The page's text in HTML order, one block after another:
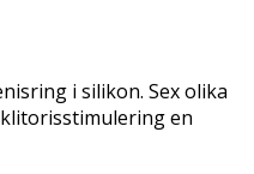
i silikon. Sex olika
en